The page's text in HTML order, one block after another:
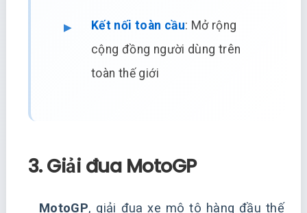
Kết nối toàn cầu: Mở rộng
cộng đồng người dùng trên
toàn thế giới
3. Giải đua MotoGP
MotoGP, giải đua xe mô tô hàng đầu thế